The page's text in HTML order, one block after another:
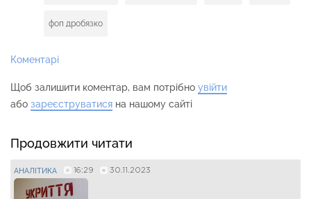
фоп дробязко
Коментарі
Щоб залишити коментар, вам потрібно увійти
або зареєструватися на нашому сайті
Продовжити читати
АНАЛІТИКА 16:29 30.11.2023